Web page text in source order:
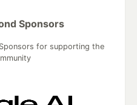
Sponsors
for supporting the